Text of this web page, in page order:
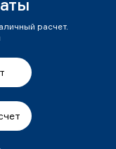
расчет.